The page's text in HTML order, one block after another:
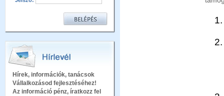
Hírek, információk, tanácsok
Vállalkozásod fejlesztéséhez!
Az információ pénz, íratkozz fel